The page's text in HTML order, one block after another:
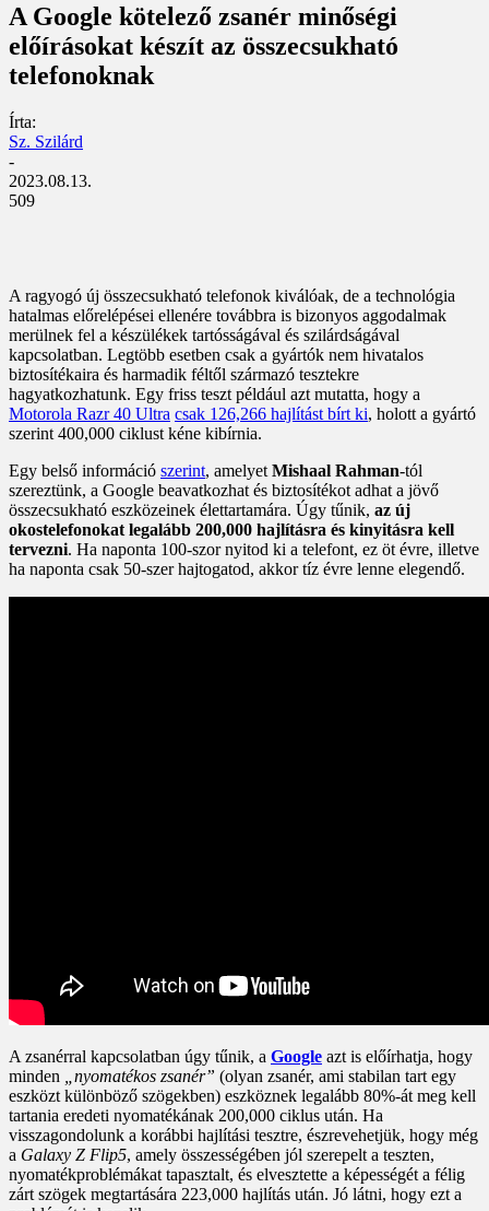
A Google kötelező zsanér minőségi
előírásokat készít az összecsukható
telefonoknak
Írta:
Sz. Szilárd
-
2023.08.13.
509
A ragyogó új összecsukható telefonok kiválóak, de a technológia
hatalmas előrelépései ellenére továbbra is bizonyos aggodalmak
merülnek fel a készülékek tartósságával és szilárdságával
kapcsolatban. Legtöbb esetben csak a gyártók nem hivatalos
biztosítékaira és harmadik féltől származó tesztekre
hagyatkozhatunk. Egy friss teszt például azt mutatta, hogy a
Motorola Razr 40 Ultra csak 126,266 hajlítást bírt ki, holott a gyártó
szerint 400,000 ciklust kéne kibírnia.
Egy belső információ szerint, amelyet Mishaal Rahman-tól
szereztünk, a Google beavatkozhat és biztosítékot adhat a jövő
összecsukható eszközeinek élettartamára. Úgy tűnik, az új
okostelefonokat legalább 200,000 hajlításra és kinyitásra kell
tervezni. Ha naponta 100-szor nyitod ki a telefont, ez öt évre, illetve
ha naponta csak 50-szer hajtogatod, akkor tíz évre lenne elegendő.
A zsanérral kapcsolatban úgy tűnik, a Google azt is előírhatja, hogy
minden
„nyomatékos zsanér” (olyan zsanér, ami stabilan tart egy
eszközt különböző szögekben) eszköznek legalább 80%-át meg kell
tartania eredeti nyomatékának 200,000 ciklus után. Ha
visszagondolunk a korábbi hajlítási tesztre, észrevehetjük, hogy még
a Galaxy Z Flip5, amely összességében jól szerepelt a teszten,
nyomatékproblémákat tapasztalt, és elvesztette a képességét a félig
zárt szögek megtartására 223,000 hajlítás után. Jó látni, hogy ezt a